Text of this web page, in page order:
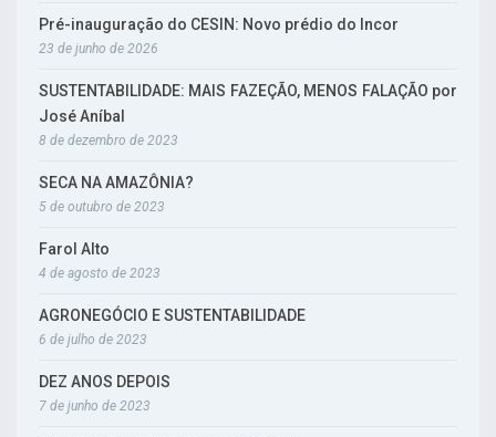
Pré-inauguração do CESIN: Novo prédio do Incor
23 de junho de 2026
SUSTENTABILIDADE: MAIS FAZEÇÃO, MENOS FALAÇÃO por
José Aníbal
8 de dezembro de 2023
SECA NA AMAZÔNIA?
5 de outubro de 2023
Farol Alto
4 de agosto de 2023
AGRONEGÓCIO E SUSTENTABILIDADE
6 de julho de 2023
DEZ ANOS DEPOIS
7 de junho de 2023